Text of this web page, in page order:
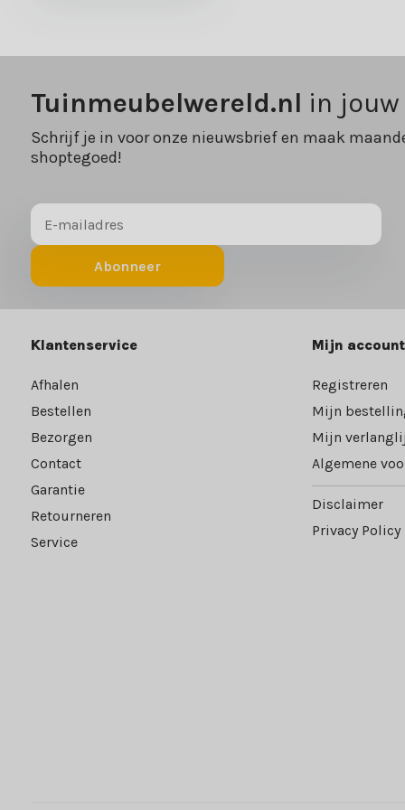
Tuinmeubelwereld.nl in
Schrijf je in voor onze nieuwsbrief en maak
shoptegoed!
Abonneer
Klantenservice
Afhalen
Bestellen
Bezorgen
Contact
Garantie
Retourneren
Service
Mijn account
Registreren
Mijn
Mijn
Algemene
Disclaimer
Privacy Policy